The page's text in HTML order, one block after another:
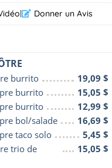
| Donner un Avis
burrito
19,09 $
burrito
15,05 $
burrito
12,99 $
bol/salade
16,69 $
taco solo
5,45 $
trio de
15,05 $